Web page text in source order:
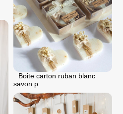
Boite carton ruban blanc
savon p